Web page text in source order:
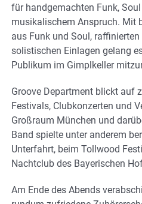
für handgemachten Funk,
musikalischem Anspruch. Mit
aus Funk und Soul,
solistischen Einlagen gelang
Publikum im Gimplkeller
Groove Department blickt auf
Festivals, Clubkonzerten und
Großraum München und
Band spielte unter anderem
Unterfahrt, beim Tollwood
Nachtclub des Bayerischen
Am Ende des Abends